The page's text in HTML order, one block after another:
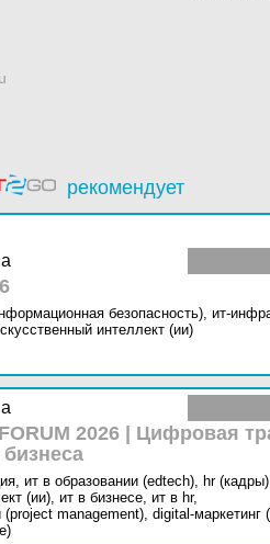
рекомендует
безопасность), ит-
интеллект (ии)
2026 | Цифровая
ит в образовании (edtech), hr
(ии), ит в бизнесе, ит в hr,
(project management), digital-маркетинг